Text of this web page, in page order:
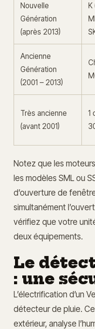
Nouvelle
Génération
(après 2013)
K
Ancienne
Génération
(2001 – 2013)
Très ancienne
(avant 2001)
1
Notez que les
les modèles SML ou
d’ouverture de
simultanément
vérifiez que votre
deux équipements.
Le
: une
L’électrification d’un
détecteur de pluie.
extérieur, analyse